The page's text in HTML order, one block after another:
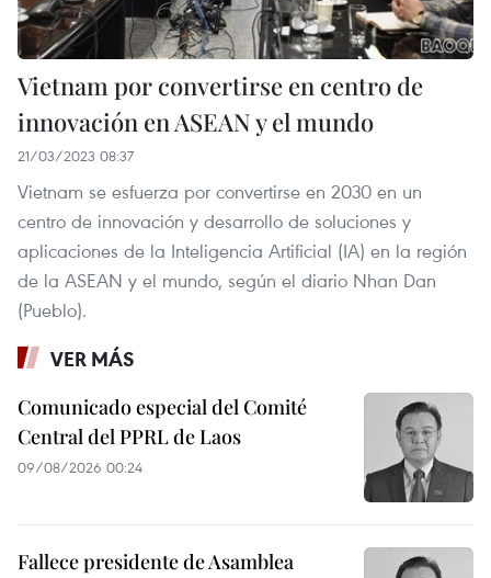
Vietnam por convertirse en centro de
innovación en ASEAN y el mundo
21/03/2023 08:37
Vietnam se esfuerza por convertirse en 2030 en un
centro de innovación y desarrollo de soluciones y
aplicaciones de la Inteligencia Artificial (IA) en la región
de la ASEAN y el mundo, según el diario Nhan Dan
(Pueblo).
VER MÁS
Comunicado especial del Comité
Central del PPRL de Laos
09/08/2026 00:24
Fallece presidente de Asamblea